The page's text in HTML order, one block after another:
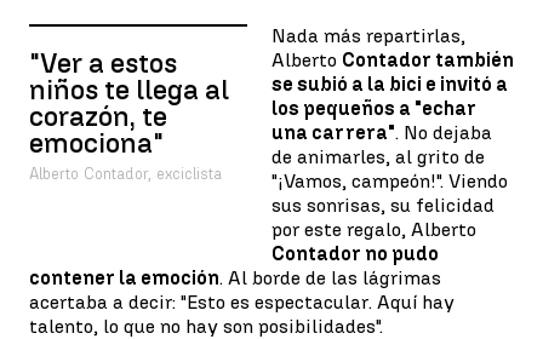
"Ver a estos
niños te llega al
corazón, te
emociona"
Alberto Contador, exciclista
Nada más repartirlas,
Alberto Contador también
se subió a la bici e invitó a
los pequeños a "echar
una carrera". No dejaba
de animarles, al grito de
"¡Vamos, campeón!". Viendo
sus sonrisas, su felicidad
por este regalo, Alberto
Contador no pudo
contener la emoción. Al borde de las lágrimas
acertaba a decir: "Esto es espectacular. Aquí hay
talento, lo que no hay son posibilidades".